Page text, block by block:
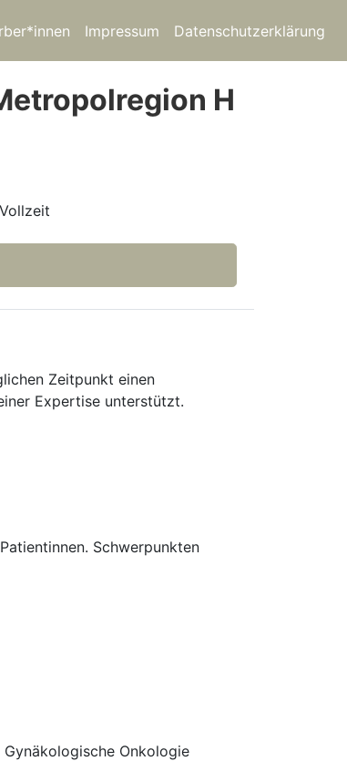
Impressum Datenschutzerklärung
H
Vollzeit
Zeitpunkt einen
Expertise unterstützt.
Schwerpunkten
Onkologie